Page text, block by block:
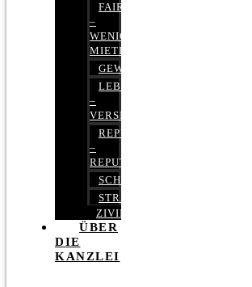
FAIRMIETEN
–
WENIGER
MIETE
GEWERBERECHT
LEBENSVERSICHERUNG
–
VERSICHERUNGSRECHT
REPUTATIONSRECHT
–
REPUTATIONSMANAGEMENT
SCHUFARECHT
STRAFRECHT
ZIVILRECHT
ÜBER
DIE
KANZLEI